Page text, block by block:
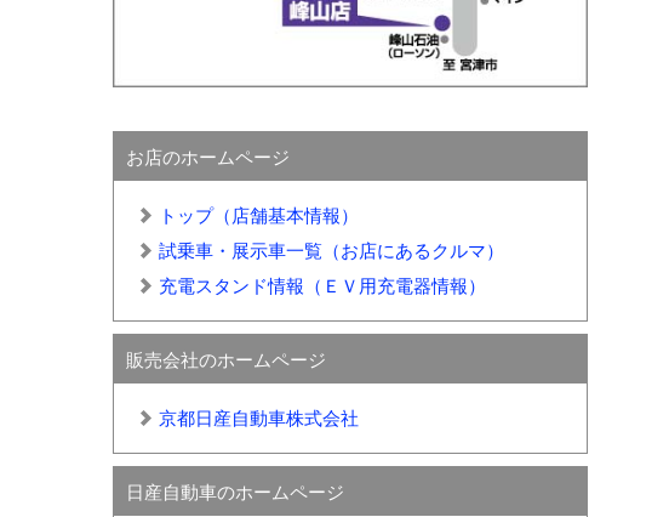
お店のホームページ
トップ（店舗基本情報）
試乗車・展示車一覧（お店にあるクルマ）
充電スタンド情報（ＥＶ用充電器情報）
販売会社のホームページ
京都日産自動車株式会社
日産自動車のホームページ